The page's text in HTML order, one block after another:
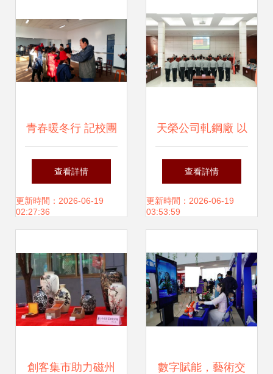
青春暖冬行 記校團
委志愿者冬日送溫
暖暨文化藝術交流
查看詳情
更新時間：2026-06-19
02:27:36
天榮公司軋鋼廠 以
文化比賽助燃企業
文化之火，凝心聚
查看詳情
更新時間：2026-06-19
03:53:59
創客集市助力磁州 數字賦能，藝術交